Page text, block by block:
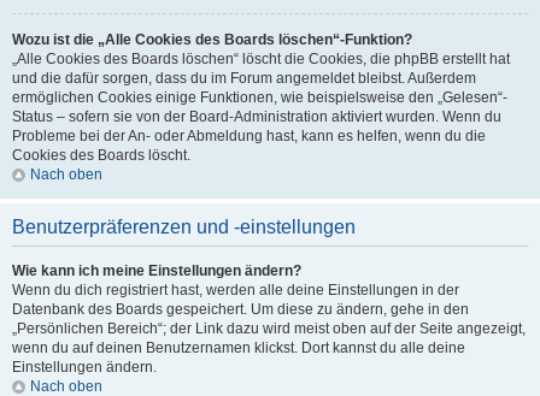
Wozu ist die „Alle Cookies des Boards löschen“-Funktion?
„Alle Cookies des Boards löschen“ löscht die Cookies, die phpBB erstellt hat
und die dafür sorgen, dass du im Forum angemeldet bleibst. Außerdem
ermöglichen Cookies einige Funktionen, wie beispielsweise den „Gelesen“-
Status – sofern sie von der Board-Administration aktiviert wurden. Wenn du
Probleme bei der An- oder Abmeldung hast, kann es helfen, wenn du die
Cookies des Boards löscht.
Nach oben
Benutzerpräferenzen und -einstellungen
Wie kann ich meine Einstellungen ändern?
Wenn du dich registriert hast, werden alle deine Einstellungen in der
Datenbank des Boards gespeichert. Um diese zu ändern, gehe in den
„Persönlichen Bereich“; der Link dazu wird meist oben auf der Seite angezeigt,
wenn du auf deinen Benutzernamen klickst. Dort kannst du alle deine
Einstellungen ändern.
Nach oben